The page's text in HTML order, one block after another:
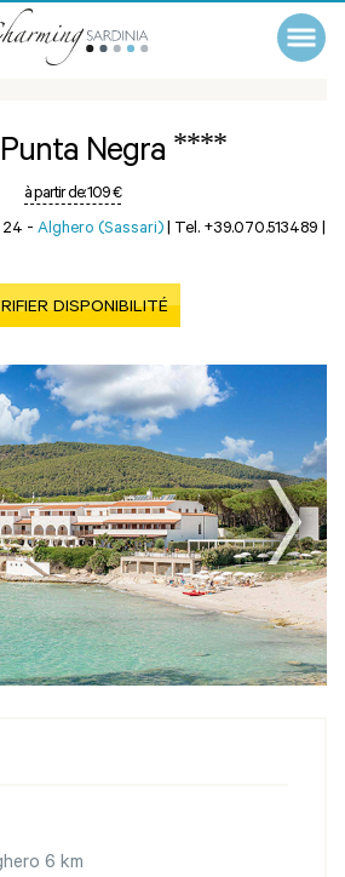
Negra ****
à partir de:109 €
24 - Alghero (Sassari) | Tel. +39.070.513489 |
DISPONIBILITÉ
6 km